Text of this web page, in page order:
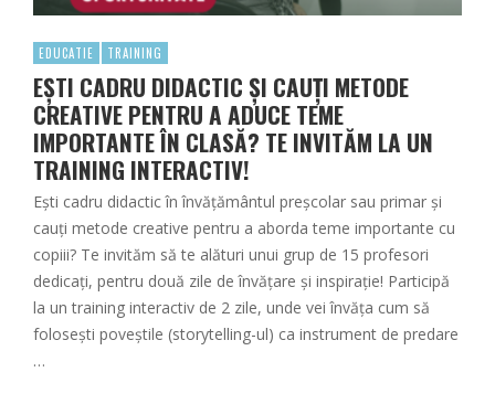
EDUCATIE TRAINING
EȘTI CADRU DIDACTIC ȘI CAUȚI METODE
CREATIVE PENTRU A ADUCE TEME
IMPORTANTE ÎN CLASĂ? TE INVITĂM LA UN
TRAINING INTERACTIV!
Ești cadru didactic în învățământul preșcolar sau primar și
cauți metode creative pentru a aborda teme importante cu
copiii? Te invităm să te alături unui grup de 15 profesori
dedicați, pentru două zile de învățare și inspirație! Participă
la un training interactiv de 2 zile, unde vei învăța cum să
folosești poveștile (storytelling-ul) ca instrument de predare
…